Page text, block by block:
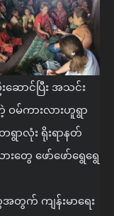
ဆောင်ပြီး အသင်း
ဝမ်ကားလားဟူရွာ
ာလုံး ရိုးရာနတ်
တွေ ဖော်ဖော်ရွေရွေ
တွက် ကျန်းမာရေး